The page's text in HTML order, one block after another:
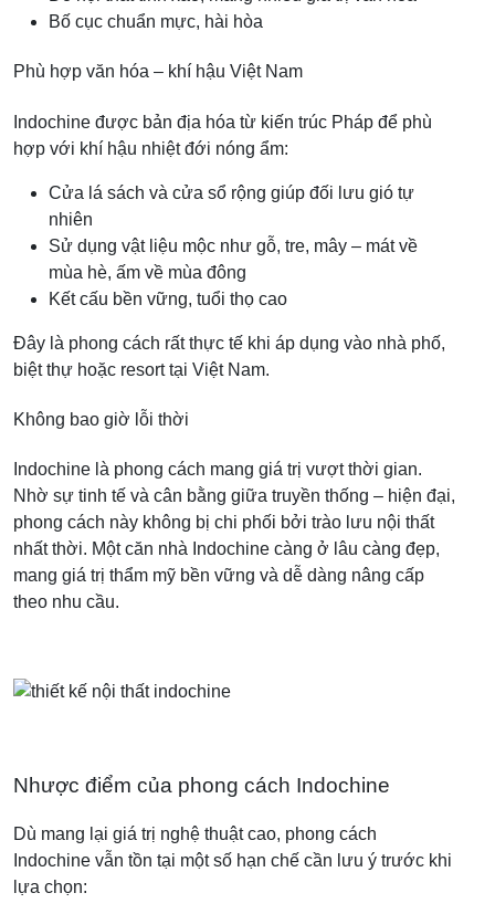
Bố cục chuẩn mực, hài hòa
Phù hợp văn hóa – khí hậu Việt Nam
Indochine được bản địa hóa từ kiến trúc Pháp để phù
hợp với khí hậu nhiệt đới nóng ẩm:
Cửa lá sách và cửa sổ rộng giúp đối lưu gió tự
nhiên
Sử dụng vật liệu mộc như gỗ, tre, mây – mát về
mùa hè, ấm về mùa đông
Kết cấu bền vững, tuổi thọ cao
Đây là phong cách rất thực tế khi áp dụng vào nhà phố,
biệt thự hoặc resort tại Việt Nam.
Không bao giờ lỗi thời
Indochine là phong cách mang giá trị vượt thời gian.
Nhờ sự tinh tế và cân bằng giữa truyền thống – hiện đại,
phong cách này không bị chi phối bởi trào lưu nội thất
nhất thời. Một căn nhà Indochine càng ở lâu càng đẹp,
mang giá trị thẩm mỹ bền vững và dễ dàng nâng cấp
theo nhu cầu.
Nhược điểm của phong cách Indochine
Dù mang lại giá trị nghệ thuật cao, phong cách
Indochine vẫn tồn tại một số hạn chế cần lưu ý trước khi
lựa chọn: